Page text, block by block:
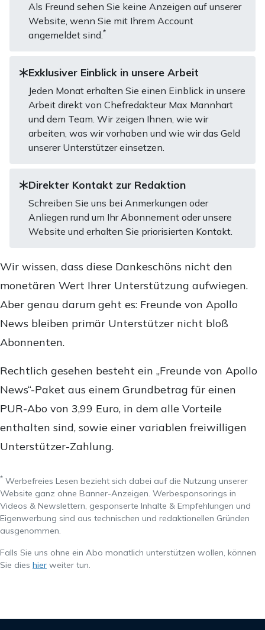
Als Freund sehen Sie keine Anzeigen auf unserer
Website, wenn Sie mit Ihrem Account
angemeldet sind.*
Exklusiver Einblick in unsere Arbeit
Jeden Monat erhalten Sie einen Einblick in unsere
Arbeit direkt von Chefredakteur Max Mannhart
und dem Team. Wir zeigen Ihnen, wie wir
arbeiten, was wir vorhaben und wie wir das Geld
unserer Unterstützer einsetzen.
Direkter Kontakt zur Redaktion
Schreiben Sie uns bei Anmerkungen oder
Anliegen rund um Ihr Abonnement oder unsere
Website und erhalten Sie priorisierten Kontakt.
Wir wissen, dass diese Dankeschöns nicht den
monetären Wert Ihrer Unterstützung aufwiegen.
Aber genau darum geht es: Freunde von Apollo
News bleiben primär Unterstützer nicht bloß
Abonnenten.
Rechtlich gesehen besteht ein „Freunde von Apollo
News“-Paket aus einem Grundbetrag für einen
PUR-Abo von 3,99 Euro, in dem alle Vorteile
enthalten sind, sowie einer variablen freiwilligen
Unterstützer-Zahlung.
* Werbefreies Lesen bezieht sich dabei auf die Nutzung unserer
Website ganz ohne Banner-Anzeigen. Werbesponsorings in
Videos & Newslettern, gesponserte Inhalte & Empfehlungen und
Eigenwerbung sind aus technischen und redaktionellen Gründen
ausgenommen.
Falls Sie uns ohne ein Abo monatlich unterstützen wollen, können
Sie dies hier weiter tun.